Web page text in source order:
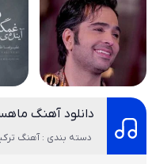
دانلود آهنگ
دسته بندی : آهنگ